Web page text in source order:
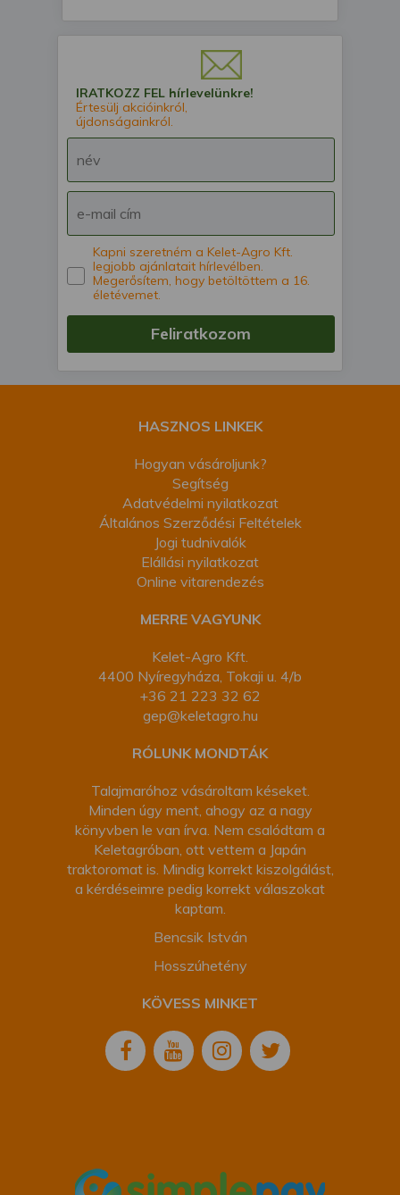
IRATKOZZ FEL hírlevelünkre!
Értesülj akcióinkról,
újdonságainkról.
Kapni szeretném a Kelet-Agro Kft.
legjobb ajánlatait hírlevélben.
Megerősítem, hogy betöltöttem a 16.
életévemet.
Feliratkozom
HASZNOS LINKEK
Hogyan vásároljunk?
Segítség
Adatvédelmi nyilatkozat
Általános Szerződési Feltételek
Jogi tudnivalók
Elállási nyilatkozat
Online vitarendezés
MERRE VAGYUNK
Kelet-Agro Kft.
4400 Nyíregyháza, Tokaji u. 4/b
+36 21 223 32 62
gep@keletagro.hu
RÓLUNK MONDTÁK
Talajmaróhoz vásároltam késeket.
Minden úgy ment, ahogy az a nagy
könyvben le van írva. Nem csalódtam a
Keletagróban, ott vettem a Japán
traktoromat is. Mindig korrekt kiszolgálást,
a kérdéseimre pedig korrekt válaszokat
kaptam.
Bencsik István
Hosszúhetény
KÖVESS MINKET